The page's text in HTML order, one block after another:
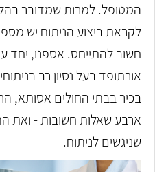
המטופל. למרות שמדובר
לקראת ביצוע הניתוח יש
חשוב להתייחס. אספנו, יחד
אורתופד בעל נסיון רב
בכיר בבתי החולים אסותא,
ארבע שאלות חשובות - ואת
שניגשים לניתוח.